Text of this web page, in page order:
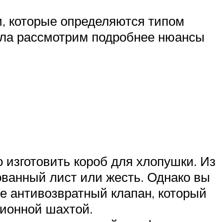
определяются типом
рассмотрим подробнее нюансы
короб для хлопушки. Из
лист или жесть. Однако вы
антивозвратный клапан, который
шахтой.